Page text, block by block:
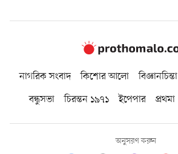
নাগরিক সংবাদ কিশোর আলো বিজ্ঞানচিন্তা
বন্ধুসভা
চিরন্তন ১৯৭১ ইপেপার প্রথমা
অনুসরণ করুন